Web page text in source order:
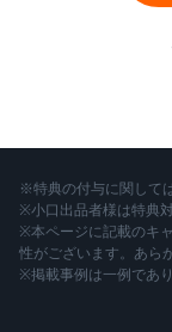
※特典の付与に関して
※小口出品者様は特典
※本ページに記載のキ
性がございます。あら
※掲載事例は一例であ